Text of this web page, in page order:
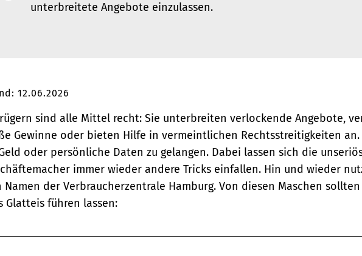
unterbreitete Angebote einzulassen.
12.06.2026
sind alle Mittel recht: Sie unterbreiten verlockende Angebote,
Gewinne oder bieten Hilfe in vermeintlichen Rechtsstreitigkeiten an.
oder persönliche Daten zu gelangen. Dabei lassen sich die
immer wieder andere Tricks einfallen. Hin und wieder
Namen der Verbraucherzentrale Hamburg. Von diesen Maschen
Glatteis führen lassen: